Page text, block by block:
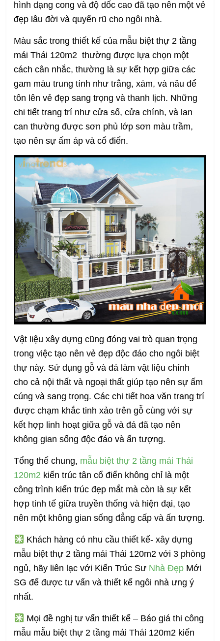
hình dạng cong và độ dốc cao đã tạo nên một vẻ
đẹp lâu đời và quyến rũ cho ngôi nhà.
Màu sắc trong thiết kế của mẫu biệt thự 2 tầng
mái Thái 120m2 thường được lựa chọn một
cách cân nhắc, thường là sự kết hợp giữa các
gam màu trung tính như trắng, xám, và nâu để
tôn lên vẻ đẹp sang trọng và thanh lịch. Những
chi tiết trang trí như cửa sổ, cửa chính, và lan
can thường được sơn phủ lớp sơn màu trầm,
tạo nên sự ấm áp và cổ điển.
Vật liệu xây dựng cũng đóng vai trò quan trọng
trong việc tạo nên vẻ đẹp độc đáo cho ngôi biệt
thự này. Sử dụng gỗ và đá làm vật liệu chính
cho cả nội thất và ngoại thất giúp tạo nên sự ấm
cúng và sang trọng. Các chi tiết hoa văn trang trí
được chạm khắc tinh xảo trên gỗ cùng với sự
kết hợp linh hoạt giữa gỗ và đá đã tạo nên
không gian sống độc đáo và ấn tượng.
Tổng thể chung, mẫu biệt thự 2 tầng mái Thái
120m2 kiến trúc tân cổ điển không chỉ là một
công trình kiến trúc đẹp mắt mà còn là sự kết
hợp tinh tế giữa truyền thống và hiện đại, tạo
nên một không gian sống đẳng cấp và ấn tượng.
Khách hàng có nhu cầu thiết kế- xây dựng
mẫu biệt thự 2 tầng mái Thái 120m2 với 3 phòng
ngủ, hãy liên lạc với Kiến Trúc Sư Nhà Đẹp Mới
SG để được tư vấn và thiết kế ngôi nhà ưng ý
nhất.
Mọi đề nghị tư vấn thiết kế – Báo giá thi công
mẫu mẫu biệt thự 2 tầng mái Thái 120m2 kiến